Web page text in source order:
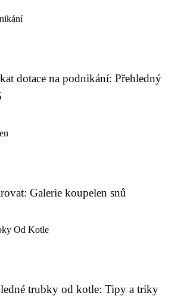
dotace na podnikání: Přehledný
Galerie koupelen snů
trubky od kotle: Tipy a triky